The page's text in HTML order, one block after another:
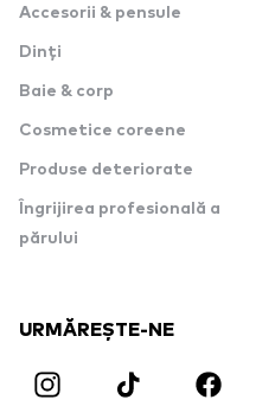
Accesorii & pensule
Dinți
Baie & corp
Cosmetice coreene
Produse deteriorate
Îngrijirea profesională a
părului
URMĂREȘTE-NE